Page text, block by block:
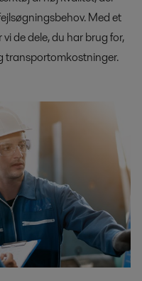
Med et
de dele, du har brug for,
transportomkostninger.